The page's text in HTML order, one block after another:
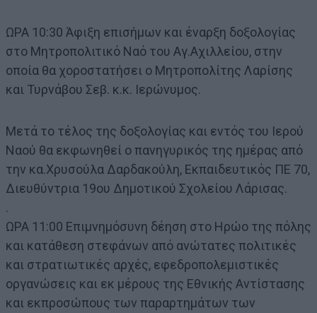
ΩΡΑ 10:30 Άφιξη επισήμων και έναρξη δοξολογίας
στο Μητροπολιτικό Ναό του Αγ.Αχιλλείου, στην
οποία θα χοροστατήσει ο Μητροπολίτης Λαρίσης
και Τυρνάβου Σεβ. κ.κ. Ιερώνυμος.
Μετά το τέλος της δοξολογίας και εντός του Ιερού
Ναού θα εκφωνηθεί ο πανηγυρικός της ημέρας από
την κα.Χρυσούλα Δαρδακούλη, Εκπαιδευτικός ΠΕ 70,
Διευθύντρια 19ου Δημοτικού Σχολείου Λάρισας.
.
ΩΡΑ 11:00 Επιμνημόσυνη δέηση στο Ηρώο της πόλης
και κατάθεση στεφάνων από ανώτατες πολιτικές
και στρατιωτικές αρχές, εφεδροπολεμιστικές
οργανώσεις και εκ μέρους της Εθνικής Αντίστασης
και εκπροσώπους των παραρτημάτων των